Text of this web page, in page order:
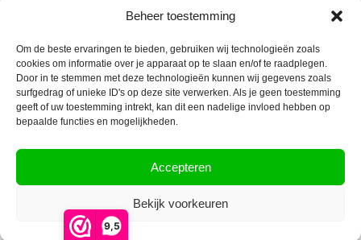
9,5
Beheer toestemming
Om de beste ervaringen te bieden, gebruiken wij technologieën zoals
cookies om informatie over je apparaat op te slaan en/of te raadplegen.
Door in te stemmen met deze technologieën kunnen wij gegevens zoals
surfgedrag of unieke ID's op deze site verwerken. Als je geen toestemming
geeft of uw toestemming intrekt, kan dit een nadelige invloed hebben op
bepaalde functies en mogelijkheden.
Accepteren
Bekijk voorkeuren
Customer care
Garantie en retour
Leveringsinformatie
Klachtenregeling
Privacy Policy
Rex Media